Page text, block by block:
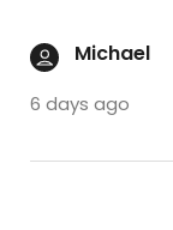
Michael
6 days ago